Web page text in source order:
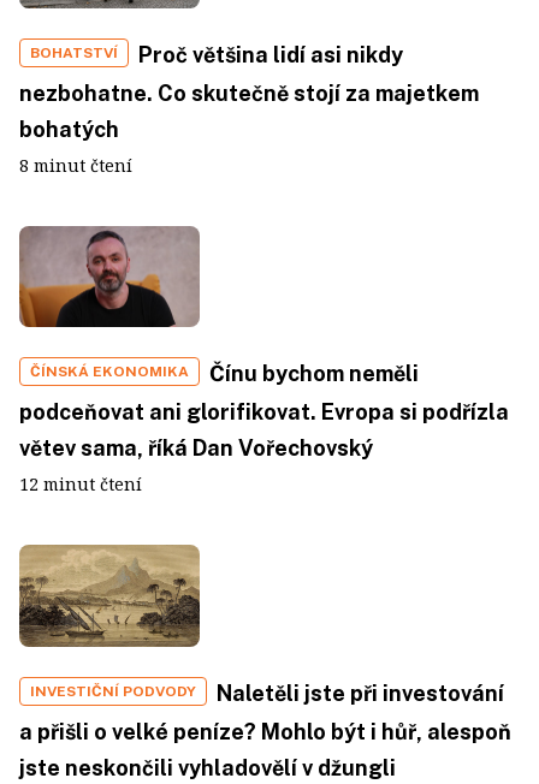
BOHATSTVÍ
Proč většina lidí asi nikdy
nezbohatne. Co skutečně stojí za majetkem
bohatých
8 minut čtení
ČÍNSKÁ EKONOMIKA
Čínu bychom neměli
podceňovat ani glorifikovat. Evropa si podřízla
větev sama, říká Dan Vořechovský
12 minut čtení
INVESTIČNÍ PODVODY
Naletěli jste při investování
a přišli o velké peníze? Mohlo být i hůř, alespoň
jste neskončili vyhladovělí v džungli